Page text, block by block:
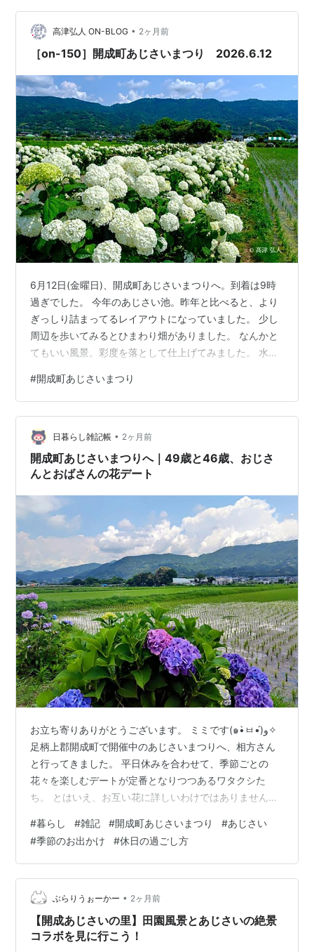
開成町は水が自慢だといういうコトを知りました。 開成
あじさいの里 この日の撮影レンズ タムロン 25-200mm
F/2.8-5.6 Di III VXD G2 ソニーEマウント用 …
高津弘人 ON-BLOG • 2ヶ月前
［on-150］開成町あじさいまつり 2026.6.12
6月12日(金曜日)、開成町あじさいまつりへ。到着は9時
過ぎでした。 今年のあじさい池。昨年と比べると、より
ぎっしり詰まってるレイアウトになっていました。 少し
周辺を歩いてみるとひまわり畑がありました。 なんかと
てもいい風景。彩度を落として仕上げてみました。 水田
カットです。 大好きな立葵。 あじさい農道。いい名前。
こちらが開成ブルーという紫陽花だそうです。会場を出
たのは10時50分くらい。予定よりも1時間近くオーバー
タイム。スマホの歩数計にも、その調子って褒められま
した。 ーーーーーーーーーーーーーーーーーーーーーー
ーーーーー ■2015…
#開成町あじさいまつり
日暮らし雑記帳 • 2ヶ月前
開成町あじさいまつりへ｜49歳と46歳、おじさ
んとおばさんの花デート
お立ち寄りありがとうございます。 ミミです(๑•̀ㅂ•́)و✧
足柄上郡開成町で開催中のあじさいまつりへ、相方さん
と行ってきました。 平日休みを合わせて、季節ごとの
花々を楽しむデートが定番となりつつあるワタクシた
ち。 とはいえ、お互い花に詳しいわけではありません
クシたち。 気づけば、おじさんとおばさんです（笑） 季
節の花を観に出かけるだけで、なんだか癒やされるお年
頃になりました。 若い頃なら、 「デートで花を観に行こ
う！」 なんて発想はありませんでしたから。 歳を重ねた
ということなのでしょうか（笑） お出かけ前の何気ない
やり取り 梅雨入りし…
#暮らし #雑記 #開成町あじさいまつり #あじさい
#季節のお出かけ #休日の過ごし方
ぶらりうぉーかー • 2ヶ月前
【開成あじさいの里】田園風景とあじさいの絶景
コラボを見に行こう！